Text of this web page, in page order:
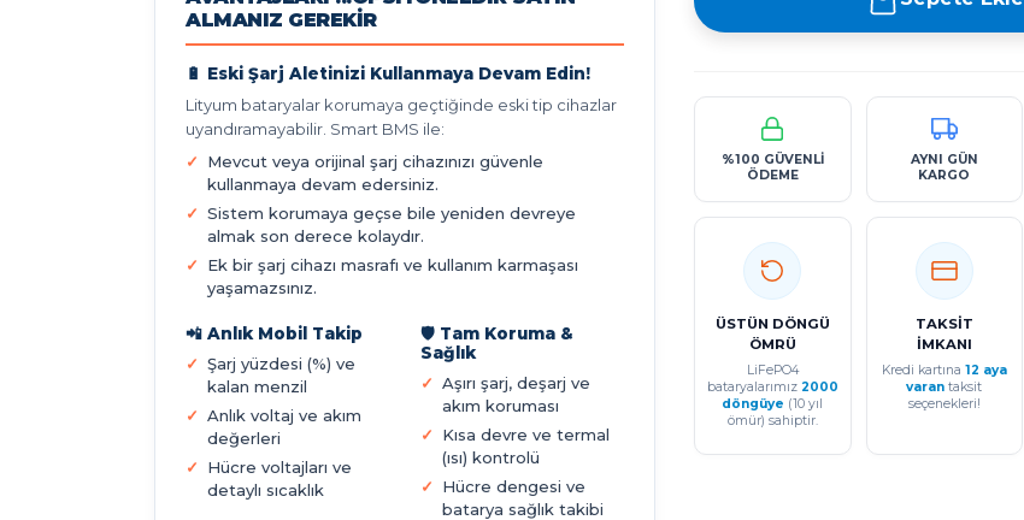
ALMANIZ GEREKIR
🔋 Eski Şarj Aletinizi Kullanmaya Devam Edin!
Lityum bataryalar korumaya geçtiğinde eski tip cihazlar
uyandıramayabilir. Smart BMS ile:
Mevcut veya orijinal şarj cihazınızı güvenle
kullanmaya devam edersiniz.
Sistem korumaya geçse bile yeniden devreye
almak son derece kolaydır.
Ek bir şarj cihazı masrafı ve kullanım karmaşası
yaşamazsınız.
📲 Anlık Mobil Takip
Şarj yüzdesi (%) ve
kalan menzil
Anlık voltaj ve akım
değerleri
Hücre voltajları ve
detaylı sıcaklık
🛡️ Tam Koruma &
Sağlık
Aşırı şarj, deşarj ve
akım koruması
Kısa devre ve termal
(ısı) kontrolü
Hücre dengesi ve
batarya sağlık takibi
%100 GÜVENLİ
ÖDEME
AYNI GÜN
KARGO
ÜSTÜN DÖNGÜ
ÖMRÜ
LiFePO4
bataryalarımız 2000
döngüye (10 yıl
ömür) sahiptir.
TAKSİT
İMKANI
Kredi kartına 12 aya
varan taksit
seçenekleri!